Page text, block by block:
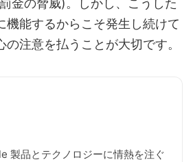
金の脅威)。しかし、こうした
機能するからこそ発生し続けて
注意を払うことが大切です。
製品とテクノロジーに情熱を注ぐ